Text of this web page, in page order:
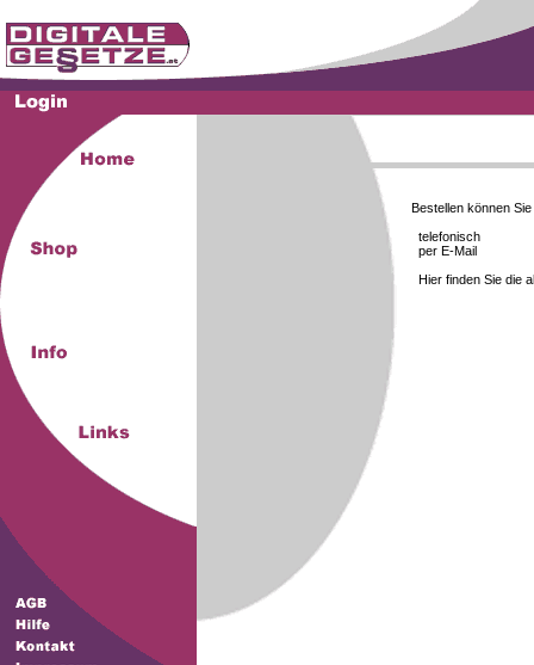
Bestellen können Sie
telefonisch
per E-Mail
Hier finden Sie die